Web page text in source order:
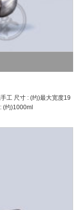
工 尺寸 : (约)最大宽度19
(约)1000ml